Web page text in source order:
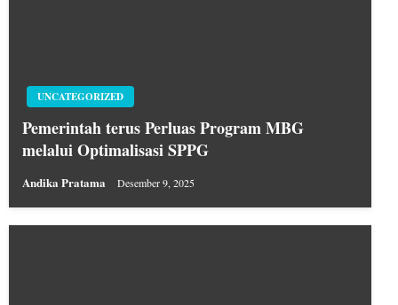
UNCATEGORIZED
Pemerintah terus Perluas Program MBG
melalui Optimalisasi SPPG
Andika Pratama Desember 9, 2025